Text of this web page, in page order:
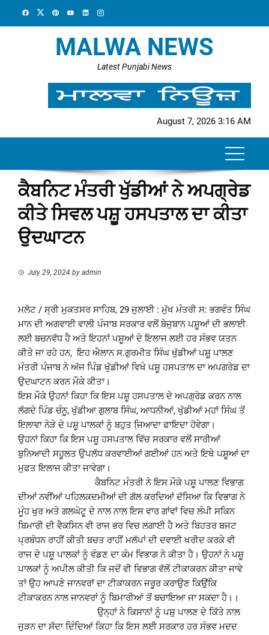
MALWA NEWS
Latest Punjabi News
August 7, 2026 3:16 AM
ਕੈਬਨਿਟ ਮੰਤਰੀ ਖੁੱਡੀਆਂ ਨੇ ਅਪਗ੍ਰੇਡ
ਕੀਤੇ ਸਿਵਲ ਪਸ਼ੂ ਹਸਪਤਾਲ ਦਾ ਕੀਤਾ
ਉਦਘਾਟਨ
July 29, 2024 by admin
ਮਲੋਟ / ਸ੍ਰੀ ਮੁਕਤਸਰ ਸਾਹਿਬ, 29 ਜੁਲਾਈ : ਮੁੱਖ ਮੰਤਰੀ ਸ: ਭਗਵੰਤ ਸਿੰਘ
ਮਾਨ ਦੀ ਅਗਵਾਈ ਵਾਲੀ ਪੰਜਾਬ ਸਰਕਾਰ ਵਲੋਂ ਬੇਜੁਬਾਨ ਪਸ਼ੂਆਂ ਦੀ ਭਲਾਈ
ਲਈ ਬਚਨਵੱਧ ਹੈ ਅਤੇ ਇਹਨਾਂ ਪਸ਼ੂਆਂ ਦੇ ਇਲਾਜ ਲਈ ਹਰ ਸੰਭਵ ਯਤਨ
ਕੀਤੇ ਜਾ ਰਹੇ ਹਨ, ਇਹ ਐਲਾਨ ਸ.ਗੁਰਮੀਤ ਸਿੰਘ ਖੁੱਡੀਆਂ ਪਸ਼਼ੂ ਪਾਲਣ
ਮੰਤਰੀ ਪੰਜਾਬ ਨੇ ਅੱਜ ਪਿੰਡ ਖੁੱਡੀਆਂ ਵਿਖੇ ਪਸ਼ੂ ਹਸਪਤਾਲ ਦਾ ਅਪਗਰੇਡ ਦਾ
ਉਦਘਾਟਨ ਕਰਨ ਮੌਕੇ ਕੀਤਾ।
ਇਸ ਮੌਕੇ ਉਹਨਾਂ ਕਿਹਾ ਕਿ ਇਸ ਪਸ਼ੂ ਹਸਪਤਾਲ ਦੇ ਅਪਗ੍ਰੇਡ ਕਰਨ ਨਾਲ
ਲੱਗਦੇ ਪਿੰਡ ਚੰਨੂ, ਖੁੱਡੀਆ ਗੁਲਾਬ ਸਿੰਘ, ਆਧਨੀਆਂ, ਖੁੱਡੀਆਂ ਮਹਾਂ ਸਿੰਘ ਤੋਂ
ਇਲਾਵਾ ਨੇੜੇ ਦੇ ਪਸ਼ੂ ਪਾਲਕਾਂ ਨੂੰ ਬਹੁਤ ਜਿ਼ਆਦਾ ਫਾਇਦਾ ਹੋਵੇਗਾ।
ਉਹਨਾਂ ਕਿਹਾ ਕਿ ਇਸ ਪਸ਼ੂ ਹਸਪਤਾਲ ਵਿੱਚ ਸਰਕਾਰ ਵਲੋਂ ਸਾਰੀਆਂ
ਬੁਨਿਆਦੀ ਸਹੂਲਤ ਉਪਲੱਧ ਕਰਵਾਈਆਂ ਗਈਆਂ ਹਨ ਅਤੇ ਇਥੇ ਪਸ਼ੂਆਂ ਦਾ
ਮੁਫਤ ਇਲਾਜ ਕੀਤਾ ਜਾਵੇਗਾ।
ਕੈਬਨਿਟ ਮੰਤਰੀ ਨੇ ਇਸ ਮੌਕੇ ਪਸ਼ੂ ਪਾਲਣ ਵਿਭਾਗ
ਦੀਆਂ ਨਵੀਂਆਂ ਪਹਿਲਕਦਮੀਆਂ ਦੀ ਗੱਲ ਕਰਦਿਆਂ ਦੱਸਿਆ ਕਿ ਵਿਭਾਗ ਨੇ
ਮੂੰਹ ਖੁਰ ਅਤੇ ਗਲਘੋਟੂ ਦੇ ਨਾਲ ਨਾਲ ਇਸ ਵਾਰ ਗਾਂਵਾਂ ਵਿਚ ਲੰਪੀ ਸਕਿਨ
ਬਿਮਾਰੀ ਦੀ ਵੈਕਸਿਨ ਵੀ ਰਾਜ ਭਰ ਵਿਚ ਲਗਾਈ ਹੈ ਅਤੇ ਬਿਹਤਰ ਬਜਟ
ਪ੍ਰਬੰਧਨ ਰਾਹੀਂ ਕੀਤੀ ਬਚਤ ਰਾਹੀਂ ਮਲੱਪਾਂ ਦੀ ਦਵਾਈ ਖਰੀਦ ਕਰਕੇ ਵੀ
ਰਾਜ ਦੇ ਪਸ਼ੂ ਪਾਲਕਾਂ ਨੂੰ ਵੰਡਣ ਦਾ ਕੰਮ ਵਿਭਾਗ ਨੇ ਕੀਤਾ ਹੈ। ਉਹਨਾਂ ਨੇ ਪਸ਼ੂ
ਪਾਲਕਾਂ ਨੂੰ ਅਪੀਲ ਕੀਤੀ ਕਿ ਜਦੋਂ ਵੀ ਵਿਭਾਗ ਵੱਲੋਂ ਟੀਕਾਕਰਨ ਕੀਤਾ ਜਾਵੇ
ਤਾਂ ਉਹ ਆਪਣੇ ਜਾਨਵਰਾਂ ਦਾ ਟੀਕਾਕਰਨ ਜਰੂਰ ਕਰਾਉਣ ਕਿਉਂਕਿ
ਟੀਕਾਕਰਨ ਨਾਲ ਜਾਨਵਰਾਂ ਨੂੰ ਬਿਮਾਰੀਆਂ ਤੋਂ ਬਚਾਇਆ ਜਾ ਸਕਦਾ ਹੈ।।
ਉਨ੍ਹਾਂ ਨੇ ਕਿਸਾਨਾਂ ਨੂੰ ਪਸ਼ੁ ਪਾਲਣ ਦੇ ਕਿੱਤੇ ਨਾਲ
ਜੁੜਨ ਦਾ ਸੱਦਾ ਦਿੰਦਿਆਂ ਕਿਹਾ ਕਿ ਇਸ ਲਈ ਸਰਕਾਰ ਹਰ ਸੰਭਵ ਮਦਦ